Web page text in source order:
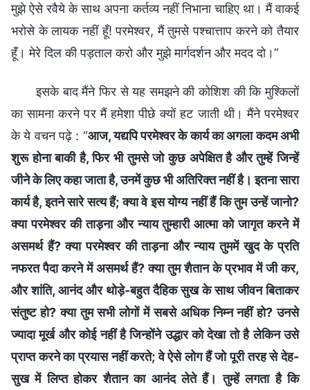
मुझे ऐसे रवैये के साथ अपना कर्तव्य नहीं निभाना चाहिए था। मैं वाकई
भरोसे के लायक नहीं हूँ! परमेश्वर, मैं तुमसे पश्चात्ताप करने को तैयार
हूँ। मेरे दिल की पड़ताल करो और मुझे मार्गदर्शन और मदद दो।”
इसके बाद मैंने फिर से यह समझने की कोशिश की कि मुश्किलों
का सामना करने पर मैं हमेशा पीछे क्यों हट जाती थी। मैंने परमेश्वर
के ये वचन पढ़े : “आज, यद्यपि परमेश्वर के कार्य का अगला कदम अभी
शुरू होना बाकी है, फिर भी तुमसे जो कुछ अपेक्षित है और तुम्हें जिन्हें
जीने के लिए कहा जाता है, उनमें कुछ भी अतिरिक्त नहीं है। इतना सारा
कार्य है, इतने सारे सत्य हैं; क्या वे इस योग्य नहीं हैं कि तुम उन्हें जानो?
क्या परमेश्वर की ताड़ना और न्याय तुम्हारी आत्मा को जागृत करने में
असमर्थ हैं? क्या परमेश्वर की ताड़ना और न्याय तुममें खुद के प्रति
नफरत पैदा करने में असमर्थ हैं? क्या तुम शैतान के प्रभाव में जी कर,
और शांति, आनंद और थोड़े-बहुत दैहिक सुख के साथ जीवन बिताकर
संतुष्ट हो? क्या तुम सभी लोगों में सबसे अधिक निम्न नहीं हो? उनसे
ज्यादा मूर्ख और कोई नहीं है जिन्होंने उद्धार को देखा तो है लेकिन उसे
प्राप्त करने का प्रयास नहीं करते; वे ऐसे लोग हैं जो पूरी तरह से देह-
सुख में लिप्त होकर शैतान का आनंद लेते हैं। तुम्हें लगता है कि